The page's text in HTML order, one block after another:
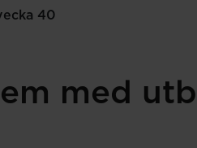
40
med